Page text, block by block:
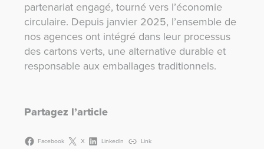
partenariat engagé, tourné vers l’économie
circulaire. Depuis janvier 2025, l’ensemble de
nos agences ont intégré dans leur processus
des cartons verts, une alternative durable et
responsable aux emballages traditionnels.
Partagez l’article
Facebook X LinkedIn Link